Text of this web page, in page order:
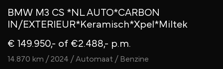
BMW M3 CS *NL AUTO*CARBON
IN/EXTERIEUR*Keramisch*Xpel*Miltek
€ 149.950,- of €2.488,- p.m.
14.870 km / 2024 / Automaat / Benzine